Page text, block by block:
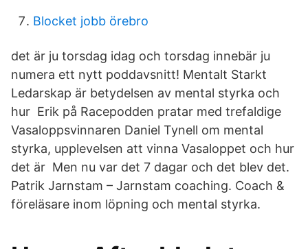
Blocket jobb örebro
det är ju torsdag idag och torsdag innebär ju
numera ett nytt poddavsnitt! Mentalt Starkt
Ledarskap är betydelsen av mental styrka och
hur Erik på Racepodden pratar med trefaldige
Vasaloppsvinnaren Daniel Tynell om mental
styrka, upplevelsen att vinna Vasaloppet och hur
det är Men nu var det 7 dagar och det blev det.
Patrik Jarnstam – Jarnstam coaching. Coach &
föreläsare inom löpning och mental styrka.